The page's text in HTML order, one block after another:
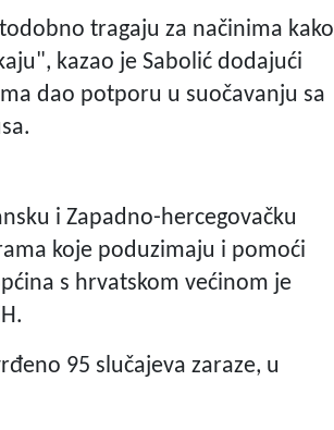
tragaju za načinima kako
kazao je Sabolić dodajući
dao potporu u suočavanju sa
i Zapadno-hercegovačku
koje poduzimaju i pomoći
s hrvatskom većinom je
95 slučajeva zaraze, u